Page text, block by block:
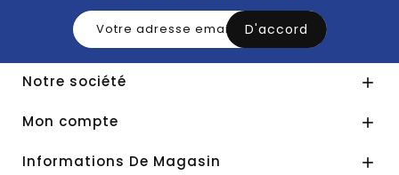
Notre société 
Mon compte 
Informations De Magasin 